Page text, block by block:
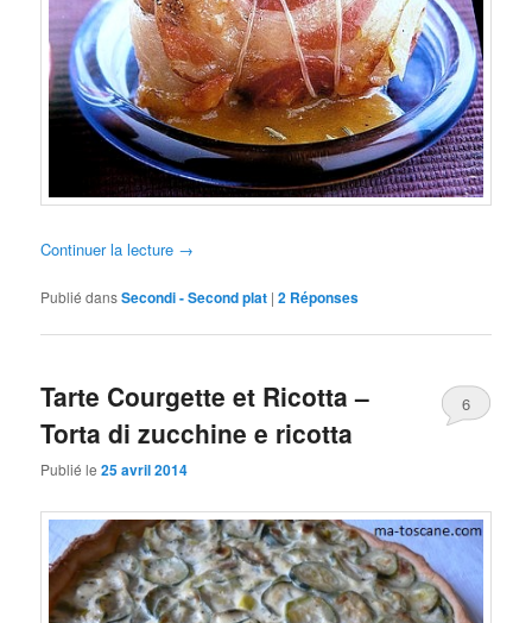
Continuer la lecture →
Publié dansSecondi - Second plat |2 Réponses
Tarte Courgette et Ricotta –
Torta di zucchine e ricotta
Publié le25 avril 2014
6